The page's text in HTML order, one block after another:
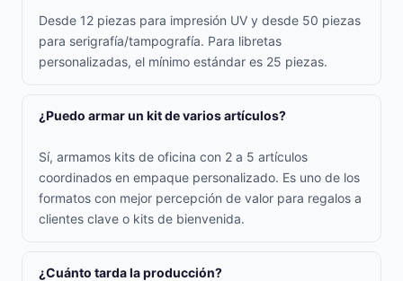
Desde 12 piezas para impresión UV y desde 50 piezas
para serigrafía/tampografía. Para libretas
personalizadas, el mínimo estándar es 25 piezas.
¿Puedo armar un kit de varios artículos?
Sí, armamos kits de oficina con 2 a 5 artículos
coordinados en empaque personalizado. Es uno de los
formatos con mejor percepción de valor para regalos a
clientes clave o kits de bienvenida.
¿Cuánto tarda la producción?